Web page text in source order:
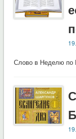
Слово в Неделю по